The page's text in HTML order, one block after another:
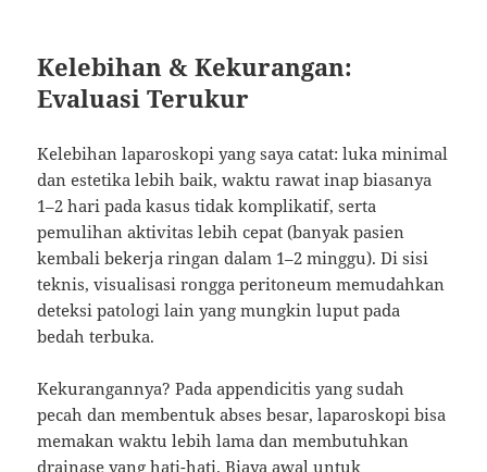
Kelebihan & Kekurangan:
Evaluasi Terukur
Kelebihan laparoskopi yang saya catat: luka minimal
dan estetika lebih baik, waktu rawat inap biasanya
1–2 hari pada kasus tidak komplikatif, serta
pemulihan aktivitas lebih cepat (banyak pasien
kembali bekerja ringan dalam 1–2 minggu). Di sisi
teknis, visualisasi rongga peritoneum memudahkan
deteksi patologi lain yang mungkin luput pada
bedah terbuka.
Kekurangannya? Pada appendicitis yang sudah
pecah dan membentuk abses besar, laparoskopi bisa
memakan waktu lebih lama dan membutuhkan
drainase yang hati-hati. Biaya awal untuk